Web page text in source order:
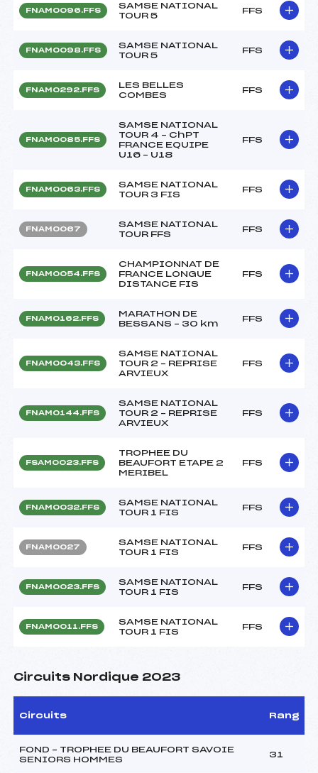
FNAM0096.FFS
SAMSE NATIONAL
TOUR 5
FFS
FNAM0098.FFS
SAMSE NATIONAL
TOUR 5
FFS
FNAM0292.FFS
LES BELLES
COMBES
FFS
FNAM0085.FFS
SAMSE NATIONAL
TOUR 4 – ChPT
FRANCE EQUIPE
U16 – U18
FFS
FNAM0063.FFS
SAMSE NATIONAL
TOUR 3 FIS
FFS
FNAM0067
SAMSE NATIONAL
TOUR FFS
FFS
FNAM0054.FFS
CHAMPIONNAT DE
FRANCE LONGUE
DISTANCE FIS
FFS
FNAM0162.FFS
MARATHON DE
BESSANS – 30 km
FFS
FNAM0043.FFS
SAMSE NATIONAL
TOUR 2 – REPRISE
ARVIEUX
FFS
FNAM0144.FFS
SAMSE NATIONAL
TOUR 2 – REPRISE
ARVIEUX
FFS
FSAM0023.FFS
TROPHEE DU
BEAUFORT ETAPE 2
MERIBEL
FFS
FNAM0032.FFS
SAMSE NATIONAL
TOUR 1 FIS
FFS
FNAM0027
SAMSE NATIONAL
TOUR 1 FIS
FFS
FNAM0023.FFS
SAMSE NATIONAL
TOUR 1 FIS
FFS
FNAM0011.FFS
SAMSE NATIONAL
TOUR 1 FIS
FFS
Circuits Nordique 2023
Circuits Rang
FOND – TROPHEE DU BEAUFORT SAVOIE
SENIORS HOMMES
31